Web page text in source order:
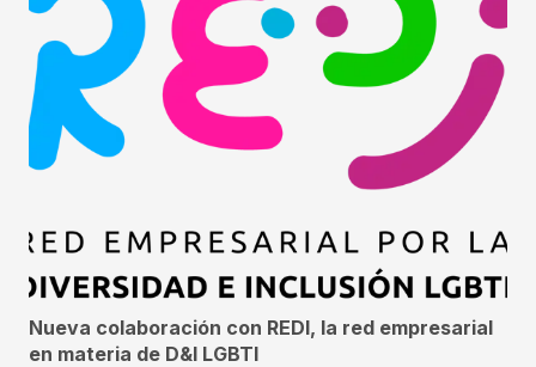
Nueva colaboración con REDI, la red empresarial
en materia de D&I LGBTI